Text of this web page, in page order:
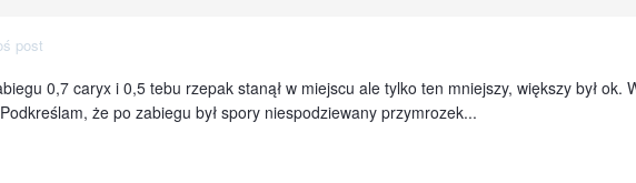
post
0,7 caryx i 0,5 tebu rzepak stanął w miejscu ale tylko ten mniejszy, większy był ok.
że po zabiegu był spory niespodziewany przymrozek...